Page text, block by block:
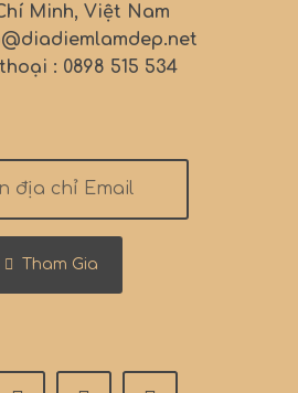
Minh, Việt Nam
: 0898 515 534
Tham Gia